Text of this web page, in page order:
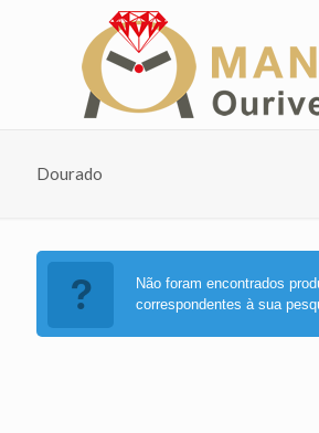
Dourado
Não foram encontrados
correspondentes à sua